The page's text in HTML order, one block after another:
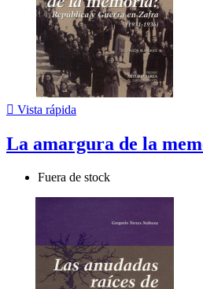
 Vista rápida
La amargura de la
Fuera de stock